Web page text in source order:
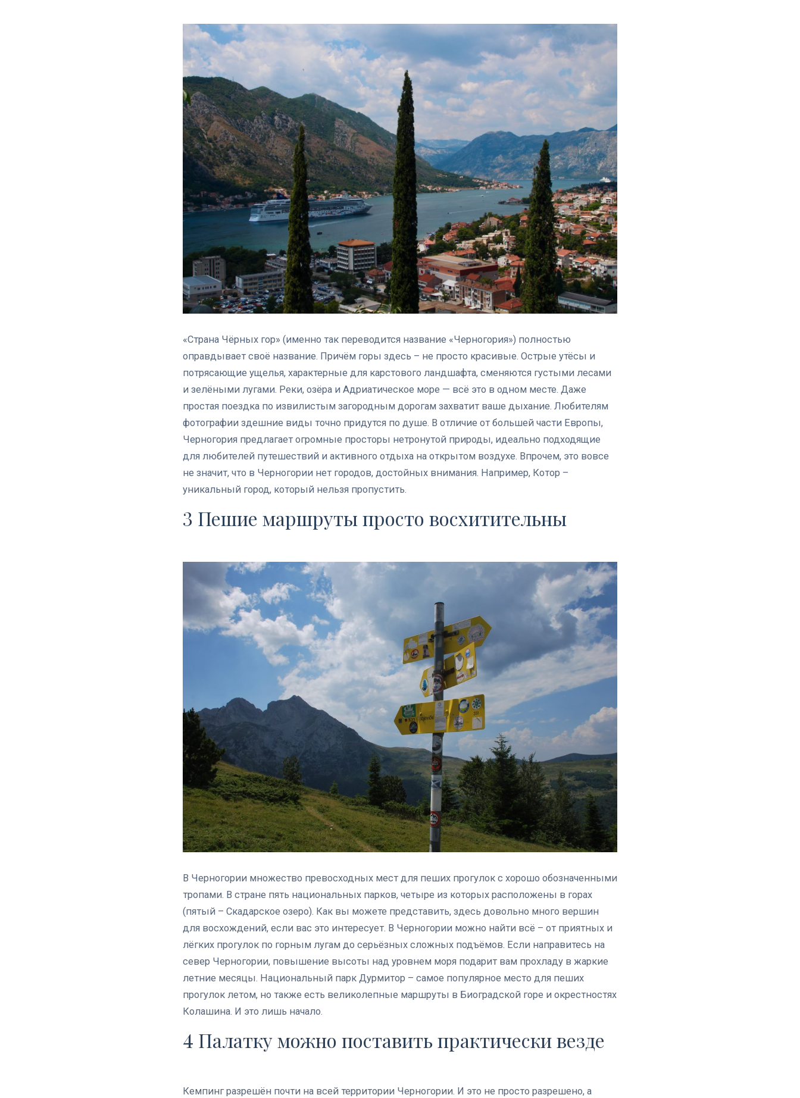
«Страна Чёрных гор» (именно так переводится название «Черногория») полностью
оправдывает своё название. Причём горы здесь – не просто красивые. Острые утёсы и
потрясающие ущелья, характерные для карстового ландшафта, сменяются густыми лесами
и зелёными лугами. Реки, озёра и Адриатическое море — всё это в одном месте. Даже
простая поездка по извилистым загородным дорогам захватит ваше дыхание. Любителям
фотографии здешние виды точно придутся по душе. В отличие от большей части Европы,
Черногория предлагает огромные просторы нетронутой природы, идеально подходящие
для любителей путешествий и активного отдыха на открытом воздухе. Впрочем, это вовсе
не значит, что в Черногории нет городов, достойных внимания. Например, Котор –
уникальный город, который нельзя пропустить.
3 Пешие маршруты просто восхитительны
В Черногории множество превосходных мест для пеших прогулок с хорошо обозначенными
тропами. В стране пять национальных парков, четыре из которых расположены в горах
(пятый – Скадарское озеро). Как вы можете представить, здесь довольно много вершин
для восхождений, если вас это интересует. В Черногории можно найти всё – от приятных и
лёгких прогулок по горным лугам до серьёзных сложных подъёмов. Если направитесь на
север Черногории, повышение высоты над уровнем моря подарит вам прохладу в жаркие
летние месяцы. Национальный парк Дурмитор – самое популярное место для пеших
прогулок летом, но также есть великолепные маршруты в Биоградской горе и окрестностях
Колашина. И это лишь начало.
4 Палатку можно поставить практически везде
Кемпинг разрешён почти на всей территории Черногории. И это не просто разрешено, а